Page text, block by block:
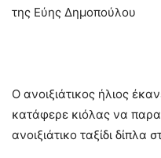
της Εύης Δημοπούλου
Ο ανοιξιάτικος ήλιος
κατάφερε κιόλας να
ανοιξιάτικο ταξίδι δίπλα